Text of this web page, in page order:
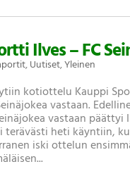
Ilves – FC
,Uutiset,Yleinen
kotiottelu Kauppi
vastaan.
vastaan päättyi
heti käyntiin,
iski ottelun